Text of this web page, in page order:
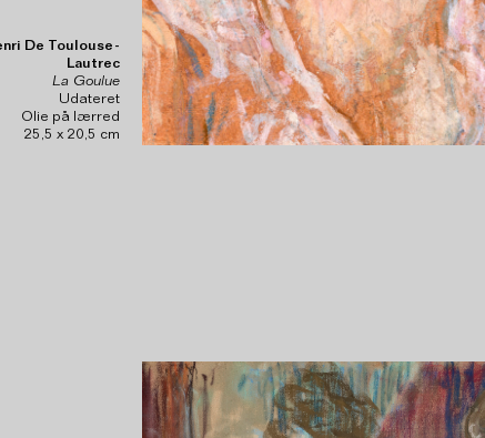
De Toulouse-
Lautrec
La Goulue
Udateret
Olie på lærred
25,5 x 20,5 cm